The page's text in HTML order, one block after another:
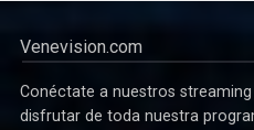
Venevision.com
Conéctate a nuestros
disfrutar de toda nuestra